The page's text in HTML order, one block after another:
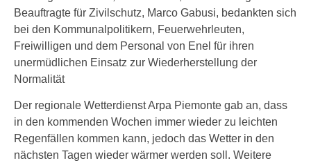
Beauftragte für Zivilschutz, Marco Gabusi, bedankten sich
bei den Kommunalpolitikern, Feuerwehrleuten,
Freiwilligen und dem Personal von Enel für ihren
unermüdlichen Einsatz zur Wiederherstellung der
Normalität
Der regionale Wetterdienst Arpa Piemonte gab an, dass
in den kommenden Wochen immer wieder zu leichten
Regenfällen kommen kann, jedoch das Wetter in den
nächsten Tagen wieder wärmer werden soll. Weitere